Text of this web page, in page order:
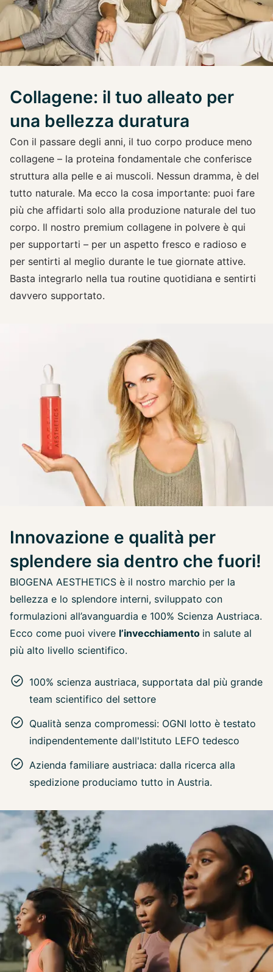
Collagene: il tuo alleato per
una bellezza duratura
Con il passare degli anni, il tuo corpo produce meno
collagene – la proteina fondamentale che conferisce
struttura alla pelle e ai muscoli. Nessun dramma, è del
tutto naturale. Ma ecco la cosa importante: puoi fare
più che affidarti solo alla produzione naturale del tuo
corpo. Il nostro premium collagene in polvere è qui
per supportarti – per un aspetto fresco e radioso e
per sentirti al meglio durante le tue giornate attive.
Basta integrarlo nella tua routine quotidiana e sentirti
davvero supportato.
Innovazione e qualità per
splendere sia dentro che fuori!
BIOGENA AESTHETICS è il nostro marchio per la
bellezza e lo splendore interni, sviluppato con
formulazioni all’avanguardia e 100% Scienza Austriaca.
Ecco come puoi vivere l’invecchiamento in salute al
più alto livello scientifico.
100% scienza austriaca, supportata dal più grande
team scientifico del settore
Qualità senza compromessi: OGNI lotto è testato
indipendentemente dall'Istituto LEFO tedesco
Azienda familiare austriaca: dalla ricerca alla
spedizione produciamo tutto in Austria.